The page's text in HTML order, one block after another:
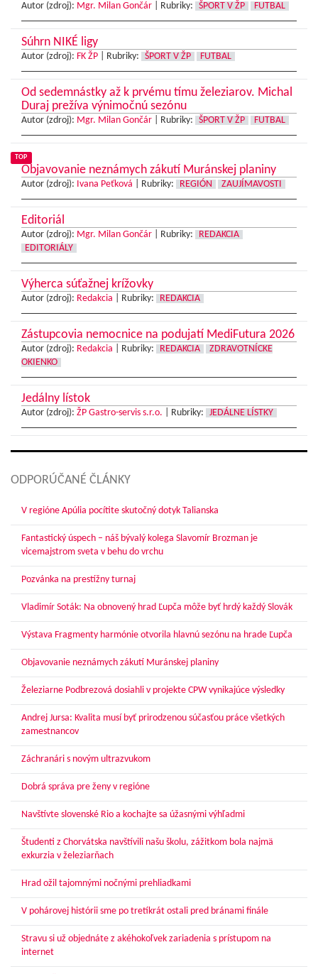
Autor (zdroj): Mgr. Milan Gončár Rubriky: ŠPORT V ŽP FUTBAL
Súhrn NIKÉ ligy
Autor (zdroj): FK ŽP Rubriky: ŠPORT V ŽP FUTBAL
Od sedemnástky až k prvému tímu železiarov. Michal
Duraj prežíva výnimočnú sezónu
Autor (zdroj): Mgr. Milan Gončár Rubriky: ŠPORT V ŽP FUTBAL
TOP
Objavovanie neznámych zákutí Muránskej planiny
Autor (zdroj): Ivana Peťková Rubriky: REGIÓN ZAUJÍMAVOSTI
Editoriál
Autor (zdroj): Mgr. Milan Gončár Rubriky:
REDAKCIA
EDITORIÁLY
Výherca súťažnej krížovky
Autor (zdroj): Redakcia Rubriky: REDAKCIA
Zástupcovia nemocnice na podujatí MediFutura 2026
Autor (zdroj): Redakcia Rubriky: REDAKCIA
ZDRAVOTNÍCKE
OKIENKO
Jedálny lístok
Autor (zdroj): ŽP Gastro-servis s.r.o. Rubriky: JEDÁLNE LÍSTKY
ODPORÚČANÉ ČLÁNKY
V regióne Apúlia pocítite skutočný dotyk Talianska
Fantastický úspech – náš bývalý kolega Slavomír Brozman je
vicemajstrom sveta v behu do vrchu
Pozvánka na prestížny turnaj
Vladimír Soták: Na obnovený hrad Ľupča môže byť hrdý každý Slovák
Výstava Fragmenty harmónie otvorila hlavnú sezónu na hrade Ľupča
Objavovanie neznámych zákutí Muránskej planiny
Železiarne Podbrezová dosiahli v projekte CPW vynikajúce výsledky
Andrej Jursa: Kvalita musí byť prirodzenou súčasťou práce všetkých
zamestnancov
Záchranári s novým ultrazvukom
Dobrá správa pre ženy v regióne
Navštívte slovenské Rio a kochajte sa úžasnými výhľadmi
Študenti z Chorvátska navštívili našu školu, zážitkom bola najmä
exkurzia v železiarňach
Hrad ožil tajomnými nočnými prehliadkami
V pohárovej histórii sme po tretíkrát ostali pred bránami finále
Stravu si už objednáte z akéhokoľvek zariadenia s prístupom na
internet